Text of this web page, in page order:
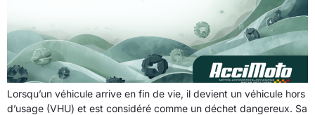
Lorsqu’un véhicule arrive en fin de vie, il devient un véhicule hors
d’usage (VHU) et est considéré comme un déchet dangereux. Sa